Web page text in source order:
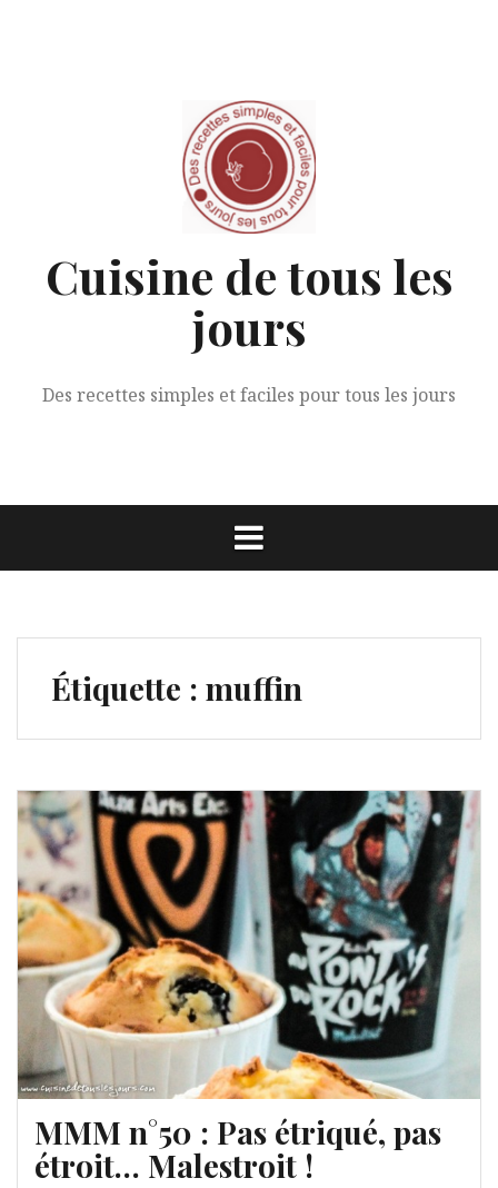
Cuisine de tous les
jours
Des recettes simples et faciles pour tous les jours
Étiquette : muffin
MMM n°50 : Pas étriqué, pas
étroit… Malestroit !